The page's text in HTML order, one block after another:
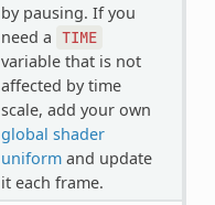
by pausing. If you
need a TIME
variable that is not
affected by time
scale, add your own
global shader
uniformand update
it each frame.